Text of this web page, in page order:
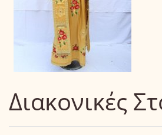
Διακονικές